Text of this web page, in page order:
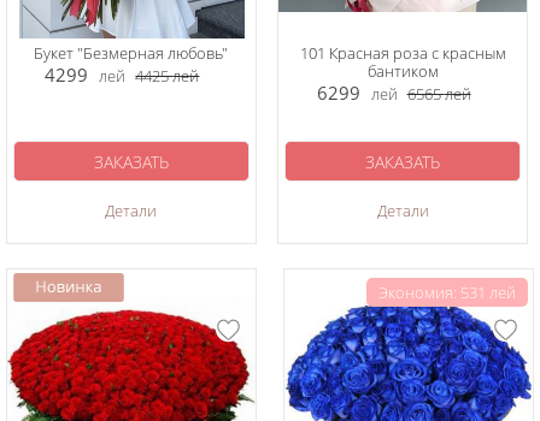
Букет "Безмерная любовь"
4299 лей 4425лей
Детали
ЗАКАЗАТЬ
101 Красная роза с красным
бантиком
6299 лей 6565лей
Детали
ЗАКАЗАТЬ
Экономия: 531 лей